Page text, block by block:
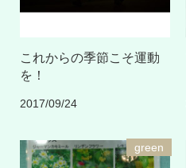
これからの季節こそ運動
を！
2017/09/24
green